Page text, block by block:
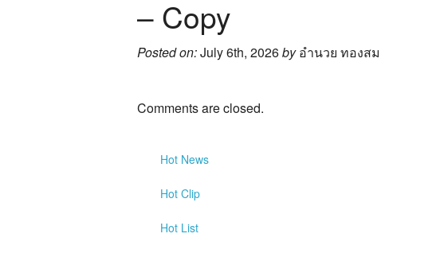
– Copy
Posted on:July 6th, 2026byอำนวย ทองสม
Comments are closed.
Hot News
Hot Clip
Hot List